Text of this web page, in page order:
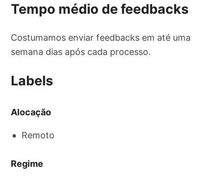
Tempo médio de feedbacks
Costumamos enviar feedbacks em até uma
semana dias após cada processo.
Labels
Alocação
Remoto
Regime